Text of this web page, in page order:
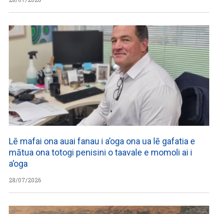
Lē mafai ona auai fanau i a’oga ona ua lē gafatia e
mātua ona totogi penisini o taavale e momoli ai i
a’oga
28/07/2026